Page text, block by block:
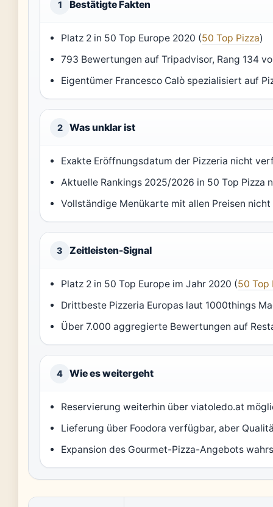
1 Bestätigte Fakten
Platz 2 in 50 Top Europe 2020 (50 Top Pizza)
793 Bewertungen auf Tripadvisor, Rang 134
Eigentümer Francesco Calò spezialisiert auf
2 Was unklar ist
Exakte Eröffnungsdatum der Pizzeria nicht
Aktuelle Rankings 2025/2026 in 50 Top Pizza
Vollständige Menükarte mit allen Preisen
3 Zeitleisten-Signal
Platz 2 in 50 Top Europe im Jahr 2020 (50 Top
Drittbeste Pizzeria Europas laut 1000things
Über 7.000 aggregierte Bewertungen auf
4 Wie es weitergeht
Reservierung weiterhin über viatoledo.at
Lieferung über Foodora verfügbar, aber
Expansion des Gourmet-Pizza-Angebots